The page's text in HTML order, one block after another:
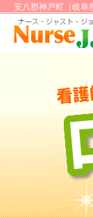
安八郡神戸町（岐阜